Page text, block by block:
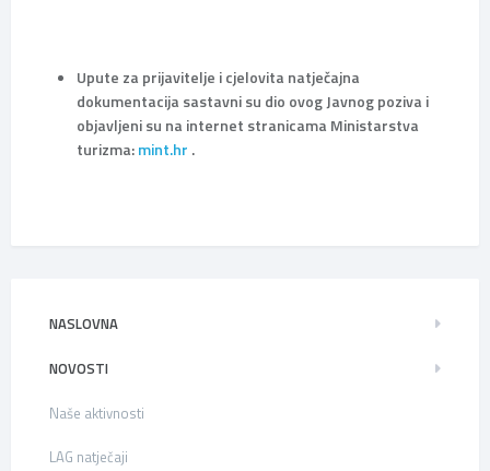
Upute za prijavitelje i cjelovita natječajna
dokumentacija sastavni su dio ovog Javnog poziva i
objavljeni su na internet stranicama Ministarstva
turizma:mint.hr .
NASLOVNA
NOVOSTI
Naše aktivnosti
LAG natječaji